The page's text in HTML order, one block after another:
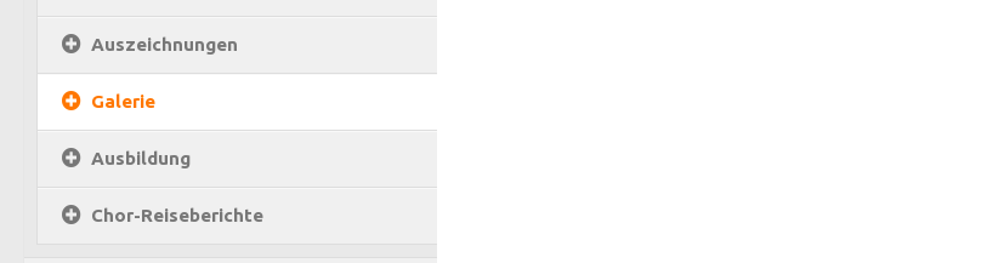
Auszeichnungen
Galerie
Ausbildung
Chor-Reiseberichte